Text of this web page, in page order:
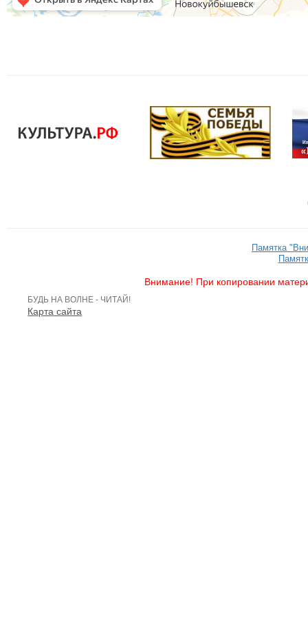
Памятка
Внимание! При копировании
БУДЬ НА ВОЛНЕ - ЧИТАЙ!
Карта сайта